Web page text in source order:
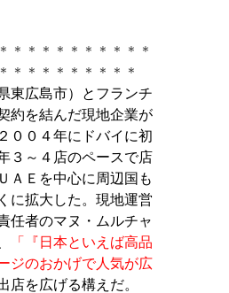
＊＊＊＊＊＊＊＊＊＊
＊＊＊＊＊＊＊＊＊
東広島市）とフランチ
約を結んだ現地企業が
００４年にドバイに初
３～４店のペースで店
ＡＥを中心に周辺国も
に拡大した。現地運営
任者のマヌ・ムルチャ
「『日本といえば高品
ジのおかげで人気が広
店を広げる構えだ。